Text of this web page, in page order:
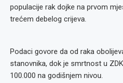
populacije rak dojke na prvom
trećem debelog crijeva.
Podaci govore da od raka
stanovnika, dok je smrtnost u
100.000 na godišnjem nivou.